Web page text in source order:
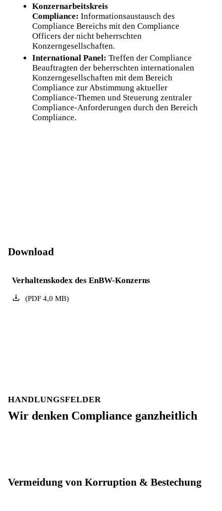
Konzernarbeitskreis
Compliance: Informationsaustausch des
Compliance Bereichs mit den Compliance
Officers der nicht beherrschten
Konzerngesellschaften.
International Panel: Treffen der Compliance
Beauftragten der beherrschten internationalen
Konzerngesellschaften mit dem Bereich
Compliance zur Abstimmung aktueller
Compliance-Themen und Steuerung zentraler
Compliance-Anforderungen durch den Bereich
Compliance.
Download
Verhaltenskodex des EnBW-Konzerns
(PDF4,0 MB)
HANDLUNGSFELDER
Wir denken Compliance ganzheitlich
Vermeidung von Korruption & Bestechung